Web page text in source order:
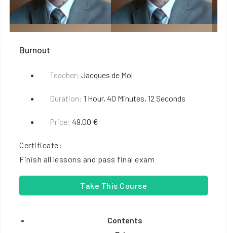
Burnout
Teacher: Jacques de Mol
Duration: 1 Hour, 40 Minutes, 12 Seconds
Price: 49.00 €
Certificate:
Finish all lessons and pass final exam
Take This Course
Contents